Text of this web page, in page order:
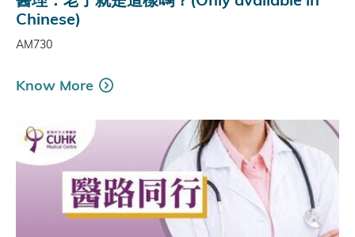
Chinese)
AM730
Know More